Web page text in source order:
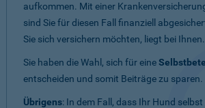
aufkommen. Mit einer
sind Sie für diesen Fall finanziell
Sie sich versichern möchten, liegt bei Ihnen.
Sie haben die Wahl, sich für eine
entscheiden und somit Beiträge zu sparen.
Übrigens: In dem Fall, dass Ihr Hund